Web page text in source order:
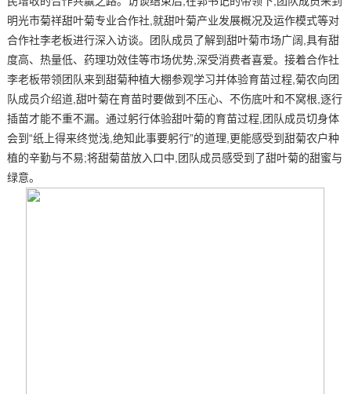
明光市菊祥甜叶菊专业合作社,就甜叶菊产业发展概况及运作模式等对
合作社李老板进行深入访谈。团队成员了解到甜叶菊市场广阔,具有甜
度高、热量低、药理功效佳等市场优势,深受消费者喜爱。接着合作社
李老板带领团队来到甜菊种植大棚参观学习并体验育苗过程,菊农向团
队成员介绍道,甜叶菊在育苗时要做到不压心、不伤底叶和不窝根,逐行
插苗才能不重不漏。通过躬行体验甜叶菊的育苗过程,团队成员切身体
会到“纸上得来终觉浅,绝知此事要躬行”的道理,更能感受到甜菊农户种
植的辛勤与不易;将甜菊苗放入口中,团队成员感受到了甜叶菊的甜蜜与
绿意。